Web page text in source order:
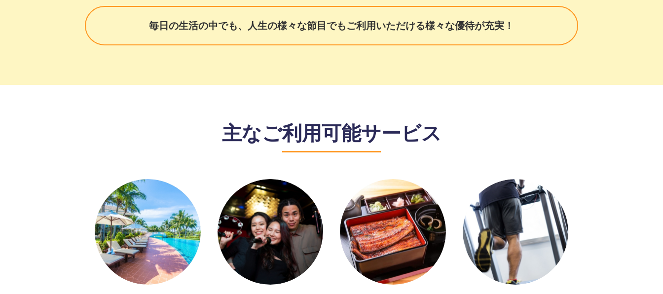
毎日の生活の中でも、人生の様々な節目でもご利用いただける様々な優待が充実！
主なご利用可能サービス